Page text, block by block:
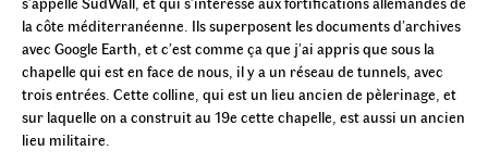
la côte méditerranéenne. Ils superposent les documents d’archives
avec Google Earth, et c’est comme ça que j’ai appris que sous la
chapelle qui est en face de nous, il y a un réseau de tunnels, avec
trois entrées. Cette colline, qui est un lieu ancien de pèlerinage, et
sur laquelle on a construit au 19e cette chapelle, est aussi un ancien
lieu militaire.